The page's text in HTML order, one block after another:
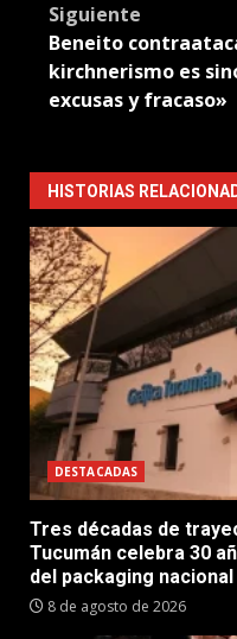
Siguiente
Beneito
kirchnerismo es
excusas y fracaso»
HISTORIAS
DESTACADAS
Tres décadas de
Tucumán celebra 30
del packaging nacional
8 de agosto de 2026